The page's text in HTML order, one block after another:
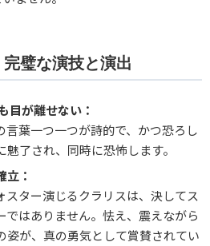
璧な演技と演出
目が離せない：
言葉一つ一つが詩的で、かつ恐ろし
魅了され、同時に恐怖します。
立：
スター演じるクラリスは、決してス
ではありません。怯え、震えながら
姿が、真の勇気として賞賛されてい